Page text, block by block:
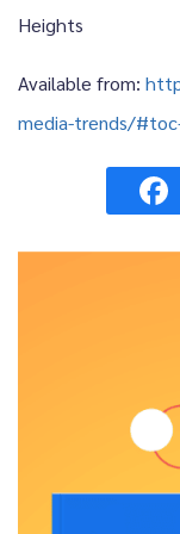
Heights
Available from:
media-trends/